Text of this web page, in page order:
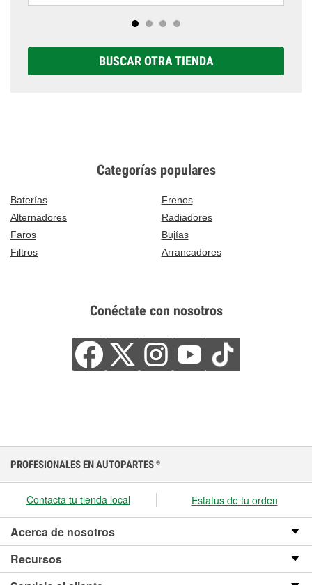
BUSCAR OTRA TIENDA
Categorías populares
Baterías
Frenos
Alternadores
Radiadores
Faros
Bujías
Filtros
Arrancadores
Conéctate con nosotros
PROFESIONALES EN AUTOPARTES ®
Contacta tu tienda local Estatus de tu orden
Acerca de nosotros
Recursos